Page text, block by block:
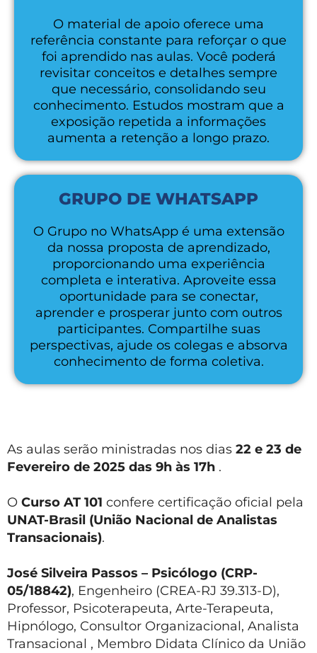
O material de apoio oferece uma
referência constante para reforçar o que
foi aprendido nas aulas. Você poderá
revisitar conceitos e detalhes sempre
que necessário, consolidando seu
conhecimento. Estudos mostram que a
exposição repetida a informações
aumenta a retenção a longo prazo.
GRUPO DE WHATSAPP
O Grupo no WhatsApp é uma extensão
da nossa proposta de aprendizado,
proporcionando uma experiência
completa e interativa. Aproveite essa
oportunidade para se conectar,
aprender e prosperar junto com outros
participantes. Compartilhe suas
perspectivas, ajude os colegas e absorva
conhecimento de forma coletiva.
As aulas serão ministradas nos dias 22 e 23 de
Fevereiro de 2025 das 9h às 17h .
O Curso AT 101 confere certificação oficial pela
UNAT-Brasil (União Nacional de Analistas
Transacionais).
José Silveira Passos – Psicólogo (CRP-
05/18842), Engenheiro (CREA-RJ 39.313-D),
Professor, Psicoterapeuta, Arte-Terapeuta,
Hipnólogo, Consultor Organizacional, Analista
Transacional , Membro Didata Clínico da União